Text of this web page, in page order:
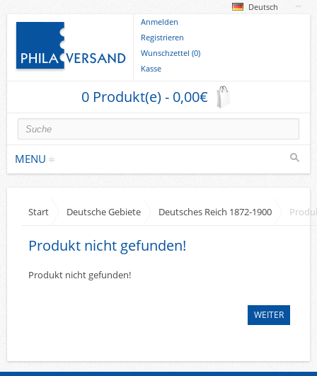
Deutsch
Anmelden
Registrieren
Wunschzettel (0)
Kasse
0 Produkt(e) - 0,00€
MENU
Briefmarken
Europa
Sammlungen u. Lots
Flugpost
Start Deutsche Gebiete Deutsches Reich 1872-1900
Produkt nicht gefunden!
Produkt nicht gefunden!
WEITER